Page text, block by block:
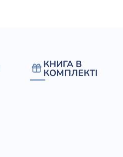
КНИГА В
КОМПЛЕКТІ